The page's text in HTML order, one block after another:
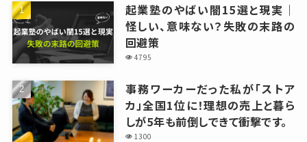
起業塾のやばい闇15選と現実｜
怪しい、意味ない？失敗の末路の
回避策
4795
事務ワーカーだった私が「ストア
カ」全国1位に！理想の売上と暮ら
しが5年も前倒しできて衝撃です。
1300